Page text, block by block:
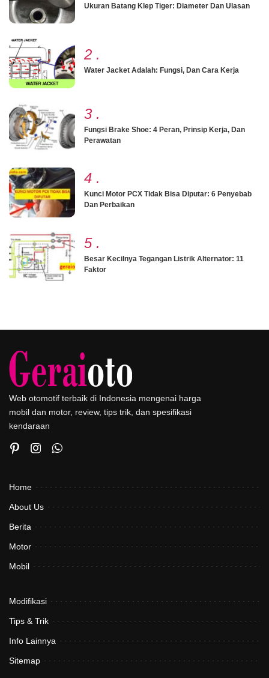
Ukuran Batang Klep Tiger: Diameter Dan Ulasan
2 .
Water Jacket Adalah: Fungsi, Dan Cara Kerja
3 .
Fungsi Brake Shoe: 4 Peran, Prinsip Kerja, Dan
Perawatan
4 .
Kunci Motor PCX Tidak Bisa Diputar: 6 Penyebab
Dan Perbaikan
5 .
Besar Kecilnya Tegangan Listrik Alternator: 11
Faktor
Web otomotif terbaik di Indonesia mengenai harga
mobil dan motor, review, tips trik, dan spesifikasi
kendaraan
Home
About Us
Berita
Motor
Mobil
Modifikasi
Tips & Trik
Info Lainnya
Sitemap